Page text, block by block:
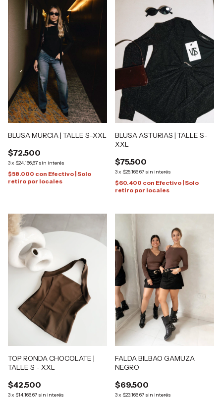
BLUSA MURCIA | TALLE S-XXL
$72.500
3x $24.166,67 sin interés
$58.000 con Efectivo | Solo
retiro por locales
BLUSA ASTURIAS | TALLE S-
XXL
$75.500
3x $25.166,67 sin interés
$60.400 con Efectivo | Solo
retiro por locales
TOP RONDA CHOCOLATE |
TALLE S - XXL
$42.500
3x $14.166,67 sin interés
FALDA BILBAO GAMUZA
NEGRO
$69.500
3x $23.166,67 sin interés